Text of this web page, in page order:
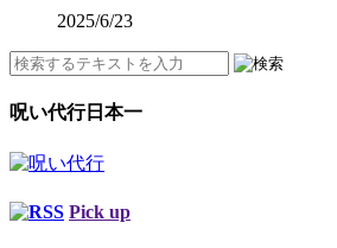
2025/6/23
呪い代行日本一
Pick up